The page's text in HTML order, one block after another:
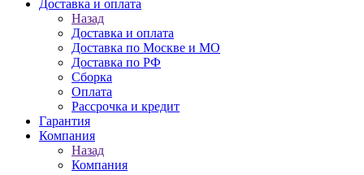
Доставка и оплата
Назад
Доставка и оплата
Доставка по Москве и МО
Доставка по РФ
Сборка
Оплата
Рассрочка и кредит
Гарантия
Компания
Назад
Компания